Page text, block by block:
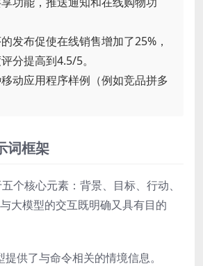
发布促使在线销售增加了25%，
分提高到4.5/5。
动应用程序样例（例如竞品拼多
词框架
个核心元素：背景、目标、行动、
大模型的交互既明确又具有目的
提供了与命令相关的情境信息。